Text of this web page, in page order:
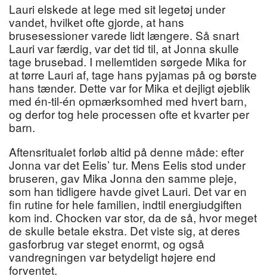
Lauri elskede at lege med sit legetøj under
vandet, hvilket ofte gjorde, at hans
brusesessioner varede lidt længere. Så snart
Lauri var færdig, var det tid til, at Jonna skulle
tage brusebad. I mellemtiden sørgede Mika for
at tørre Lauri af, tage hans pyjamas på og børste
hans tænder. Dette var for Mika et dejligt øjeblik
med én-til-én opmærksomhed med hvert barn,
og derfor tog hele processen ofte et kvarter per
barn.
Aftensritualet forløb altid på denne måde: efter
Jonna var det Eelis’ tur. Mens Eelis stod under
bruseren, gav Mika Jonna den samme pleje,
som han tidligere havde givet Lauri. Det var en
fin rutine for hele familien, indtil energiudgiften
kom ind. Chocken var stor, da de så, hvor meget
de skulle betale ekstra. Det viste sig, at deres
gasforbrug var steget enormt, og også
vandregningen var betydeligt højere end
forventet.